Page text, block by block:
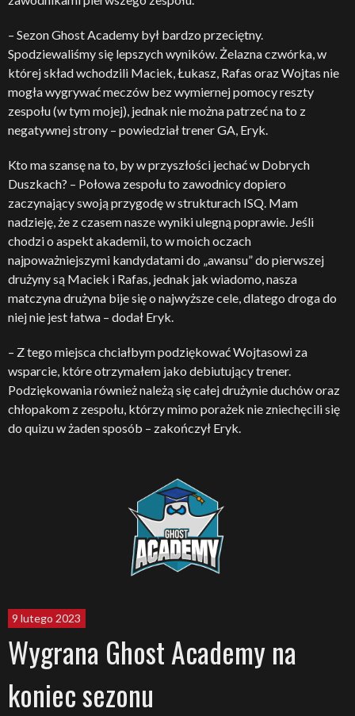
– Sezon Ghost Academy był bardzo przeciętny.
Spodziewaliśmy się lepszych wyników. Żelazna czwórka, w
której skład wchodzili Maciek, Łukasz, Rafas oraz Wojtas nie
mogła wygrywać meczów bez wymiernej pomocy reszty
zespołu (w tym mojej), jednak nie można patrzeć na to z
negatywnej strony – powiedział trener GA, Eryk.
Kto ma szansę na to, by w przyszłości jechać w Dobrych
Duszkach? – Połowa zespołu to zawodnicy dopiero
zaczynający swoją przygodę w strukturach ISQ. Mam
nadzieję, że z czasem nasze wyniki ulegną poprawie. Jeśli
chodzi o aspekt akademii, to w moich oczach
najpoważniejszymi kandydatami do „awansu” do pierwszej
drużyny są Maciek i Rafas, jednak jak wiadomo, nasza
matczyna drużyna bije się o najwyższe cele, dlatego droga do
niej nie jest łatwa – dodał Eryk.
– Z tego miejsca chciałbym podziękować Wojtasowi za
wsparcie, które otrzymałem jako debiutujący trener.
Podziękowania również należą się całej drużynie duchów oraz
chłopakom z zespołu, którzy mimo porażek nie zniechęcili się
do quizu w żaden sposób – zakończył Eryk.
9 lutego 2023
Wygrana Ghost Academy na
koniec sezonu